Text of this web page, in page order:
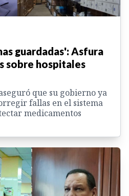
guardadas': Asfura
sobre hospitales
que su gobierno ya
fallas en el sistema
medicamentos